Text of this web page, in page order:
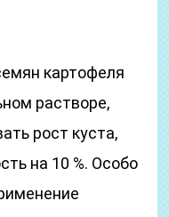
картофеля
растворе,
рост куста,
на 10 %. Особо